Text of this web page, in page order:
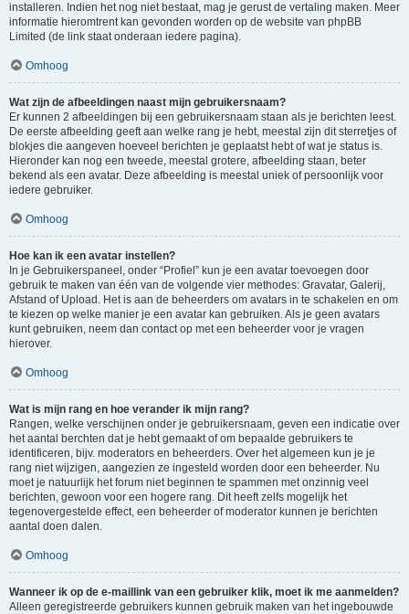
installeren. Indien het nog niet bestaat, mag je gerust de vertaling maken. Meer
informatie hieromtrent kan gevonden worden op de website van phpBB
Limited (de link staat onderaan iedere pagina).
Omhoog
Wat zijn de afbeeldingen naast mijn gebruikersnaam?
Er kunnen 2 afbeeldingen bij een gebruikersnaam staan als je berichten leest.
De eerste afbeelding geeft aan welke rang je hebt, meestal zijn dit sterretjes of
blokjes die aangeven hoeveel berichten je geplaatst hebt of wat je status is.
Hieronder kan nog een tweede, meestal grotere, afbeelding staan, beter
bekend als een avatar. Deze afbeelding is meestal uniek of persoonlijk voor
iedere gebruiker.
Omhoog
Hoe kan ik een avatar instellen?
In je Gebruikerspaneel, onder “Profiel” kun je een avatar toevoegen door
gebruik te maken van één van de volgende vier methodes: Gravatar, Galerij,
Afstand of Upload. Het is aan de beheerders om avatars in te schakelen en om
te kiezen op welke manier je een avatar kan gebruiken. Als je geen avatars
kunt gebruiken, neem dan contact op met een beheerder voor je vragen
hierover.
Omhoog
Wat is mijn rang en hoe verander ik mijn rang?
Rangen, welke verschijnen onder je gebruikersnaam, geven een indicatie over
het aantal berchten dat je hebt gemaakt of om bepaalde gebruikers te
identificeren, bijv. moderators en beheerders. Over het algemeen kun je je
rang niet wijzigen, aangezien ze ingesteld worden door een beheerder. Nu
moet je natuurlijk het forum niet beginnen te spammen met onzinnig veel
berichten, gewoon voor een hogere rang. Dit heeft zelfs mogelijk het
tegenovergestelde effect, een beheerder of moderator kunnen je berichten
aantal doen dalen.
Omhoog
Wanneer ik op de e-maillink van een gebruiker klik, moet ik me aanmelden?
Alleen geregistreerde gebruikers kunnen gebruik maken van het ingebouwde